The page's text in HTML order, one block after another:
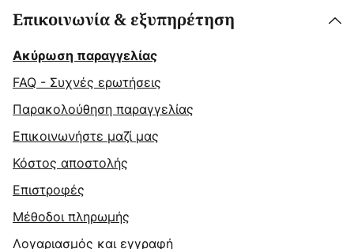
Επικοινωνία & εξυπηρέτηση
Ακύρωση παραγγελίας
FAQ - Συχνές ερωτήσεις
Παρακολούθηση παραγγελίας
Επικοινωνήστε μαζί μας
Κόστος αποστολής
Επιστροφές
Μέθοδοι πληρωμής
Λογαριασμός και εγγραφή